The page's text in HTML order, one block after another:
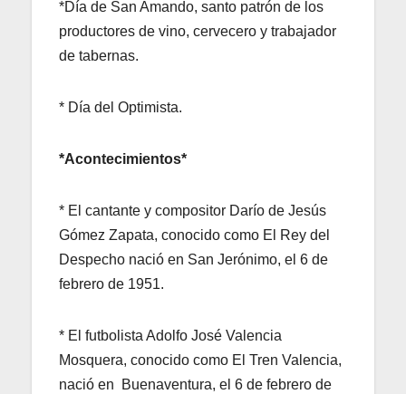
*Día de San Amando, santo patrón de los
productores de vino, cervecero y trabajador
de tabernas.
* Día del Optimista.
*Acontecimientos*
* El cantante y compositor Darío de Jesús
Gómez Zapata, conocido como El Rey del
Despecho nació en San Jerónimo, el 6 de
febrero de 1951.
* El futbolista Adolfo José Valencia
Mosquera, conocido como El Tren Valencia,
nació en Buenaventura, el 6 de febrero de